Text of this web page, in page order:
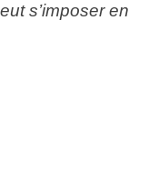
s’imposer en